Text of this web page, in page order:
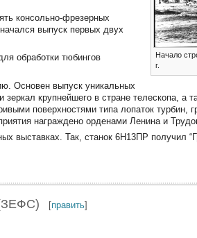
Начало
г.
консольно-фрезерных
выпуск первых двух
обработки тюбингов
Основен выпуск уникальных
зеркал крупнейшего в стране телескопа, а
поверхностями типа лопаток турбин,
награждено орденами Ленина и
выставках. Так, станок 6Н13ПР получил
[править]